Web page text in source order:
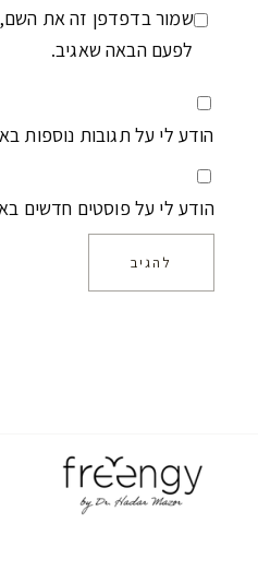
שמור בדפדפן זה את השם,
לפעם הבאה שאגיב.
הודע לי על תגובות נוספות
הודע לי על פוסטים חדשים
להגיב